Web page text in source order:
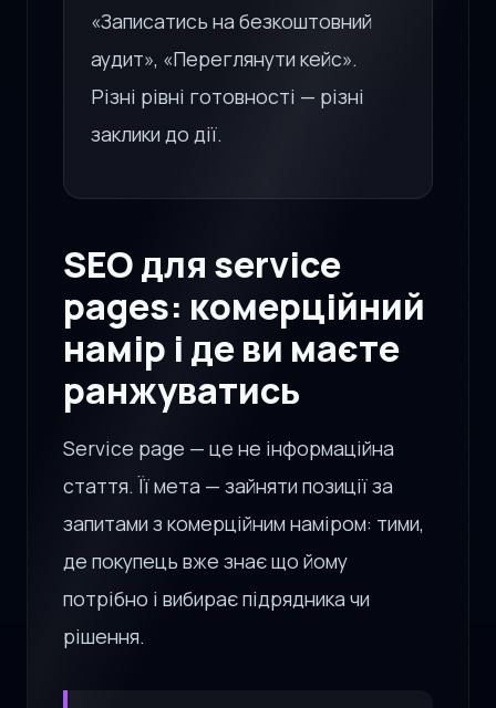
«Записатись на безкоштовний
аудит», «Переглянути кейс».
Різні рівні готовності — різні
заклики до дії.
SEO для service
pages: комерційний
намір і де ви маєте
ранжуватись
Service page — це не інформаційна
стаття. Її мета — зайняти позиції за
запитами з комерційним наміром: тими,
де покупець вже знає що йому
потрібно і вибирає підрядника чи
рішення.